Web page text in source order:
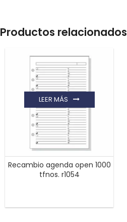
Productos relacionados
Recambio agenda open 1000
tfnos. r1054
LEER MÁS